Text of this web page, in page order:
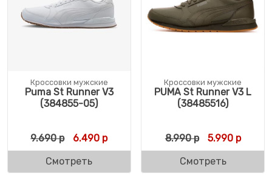
Кроссовки мужские
Puma St Runner V3
(384855-05)
9.690р Первоначальная цена составляла 9.690
6.490 рТекущая цена: 6.490 р.
Смотреть
Кроссовки мужские
PUMA St Runner V3 L
(38485516)
8.990р 5.990р
Смотреть